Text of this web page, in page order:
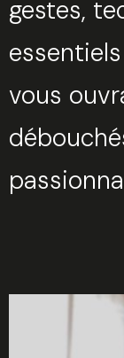
gestes,
vous